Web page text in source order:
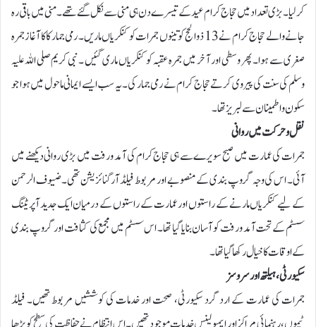
کرلیا۔ بڑی تعداد میں حجاج کرام عید کے تیسرے دن ہی منی سے نکل گئے تھے۔ منی میں باقی رہ
جانے والے حجاج کرام نے 13 ذو الحج کو تینوں جمرات کو کنکریاں ماریں۔ رمی جمار کا کا آغاز جمرہ
صغری سے ہوا۔ پھر وسطی اور آخر میں جمرہ عقبہ کو کنکریاں ماری گئیں ۔ نبی کریم صلی اللہ علیہ
وسلم کی سنت کی پیروی کرتے حجاج کرام نے رمی جمار کی۔ یہ سب ایسے ایمانی ماحول میں ہوا جو
سکون و اطمینان سے لبریز تھا۔
نقل و حرکت میں روانی
جمرات کی عمارت میں صبح سویرے سے ہی حجاج کرام کی آمد و رفت میں بڑی روانی دیکھنے میں
آئی۔ اس کی وجہ گروپ بندی کے منصوبے اور مربوط فیلڈ آرگنائزیشن تھی۔ ضیوف الرحمن
کے لیے کنکریاں مارنے کے راستوں اور عمارت کے راستوں کے درمیان ایک جدید آپریٹنگ
سسٹم کے تحت آمد و رفت کو آسان بنایا گیا تھا۔ اس سسٹم میں مجمع کی کثافت اور گروپ بندی
کے اوقات کا خیال رکھا گیا تھا۔
سکیورٹی، ہیلتھ اور سروسز
جمرات کی عمارت کے ارد گرد سکیورٹی، صحت اور خدمات کی کوششیں مربوط تھیں۔ فیلڈ